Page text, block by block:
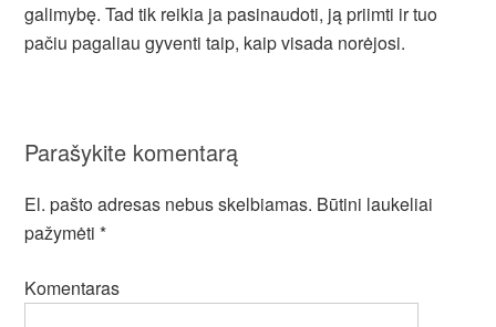
galimybę. Tad tik reikia ja pasinaudoti, ją priimti ir tuo
pačiu pagaliau gyventi taip, kaip visada norėjosi.
Parašykite komentarą
El. pašto adresas nebus skelbiamas. Būtini laukeliai
pažymėti*
Komentaras